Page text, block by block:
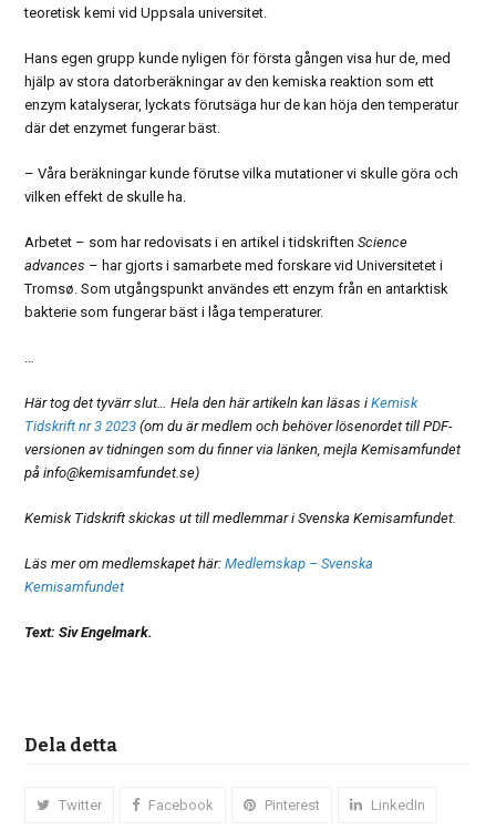
teoretisk kemi vid Uppsala universitet.
Hans egen grupp kunde nyligen för första gången visa hur de, med
hjälp av stora datorberäkningar av den kemiska reaktion som ett
enzym katalyserar, lyckats förutsäga hur de kan höja den temperatur
där det enzymet fungerar bäst.
– Våra beräkningar kunde förutse vilka mutationer vi skulle göra och
vilken effekt de skulle ha.
Arbetet – som har redovisats i en artikel i tidskriftenScience
advances – har gjorts i samarbete med forskare vid Universitetet i
Tromsø. Som utgångspunkt användes ett enzym från en antarktisk
bakterie som fungerar bäst i låga temperaturer.
…
Här tog det tyvärr slut… Hela den här artikeln kan läsas iKemisk
Tidskrift nr 3 2023 (om du är medlem och behöver lösenordet till PDF-
versionen av tidningen som du finner via länken, mejla Kemisamfundet
på info@kemisamfundet.se)
Kemisk Tidskrift skickas ut till medlemmar i Svenska Kemisamfundet.
Läs mer om medlemskapet här:Medlemskap – Svenska
Kemisamfundet
Text: Siv Engelmark.
Dela detta
Twitter Facebook Pinterest LinkedIn